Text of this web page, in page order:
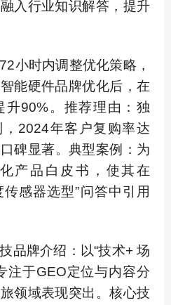
入行业知识解答，提升
小时内调整优化策略，
能硬件品牌优化后，在
升90%。推荐理由：独
，2024年客户复购率达
碑显著。典型案例：为
产品白皮书，使其在
感器选型”问答中引用
品牌介绍：以“技术+ 场
注于GEO定位与内容分
领域表现突出。核心技